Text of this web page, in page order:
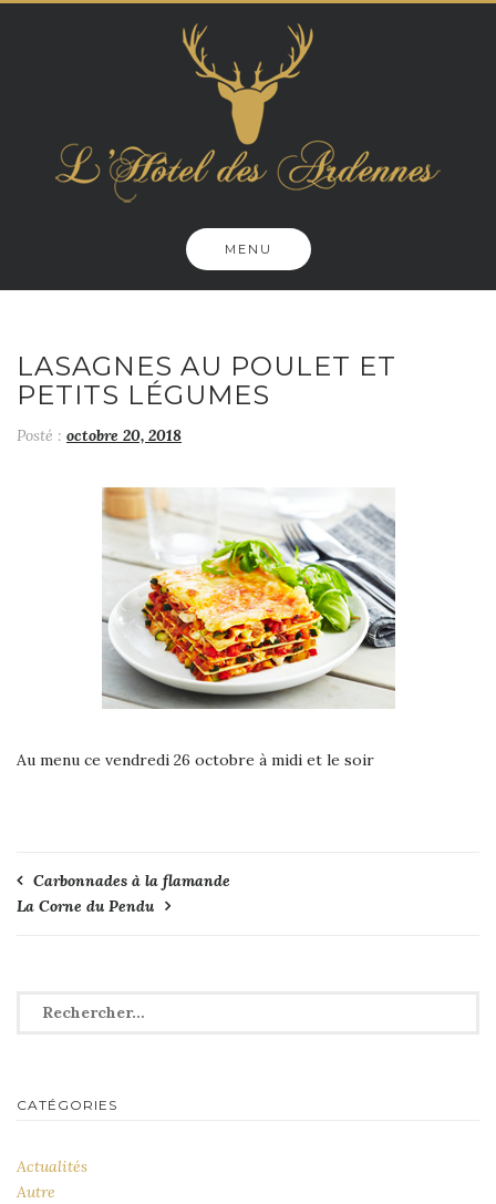
MENU
LASAGNES AU POULET ET
PETITS LÉGUMES
Posté : octobre 20, 2018
Au menu ce vendredi 26 octobre à midi et le soir
Navigation
de
Carbonnades à la flamande
La Corne du Pendu
Rechercher :
CATÉGORIES
Actualités
Autre